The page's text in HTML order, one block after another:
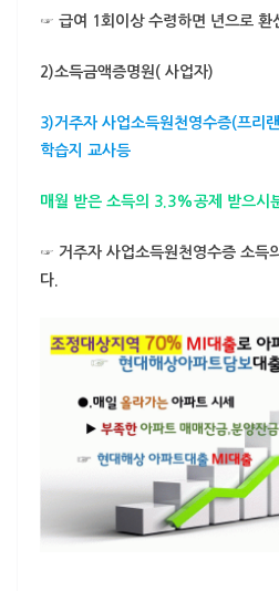
☞ 급여 1회이상 수령하면 년으로 환
2)소득금액증명원( 사업자)
3)거주자 사업소득원천영수증(프리
학습지 교사등
매월 받은 소득의 3.3%공제 받으시
☞ 거주자 사업소득원천영수증 소득
다.